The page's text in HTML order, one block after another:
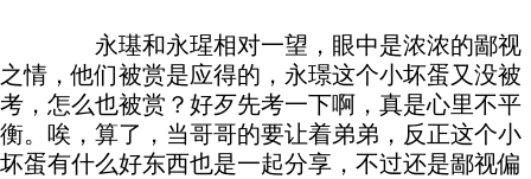
永璂和永瑆相对一望，眼中是浓浓的鄙视
之情，他们被赏是应得的，永璟这个小坏蛋又没被
考，怎么也被赏？好歹先考一下啊，真是心里不平
衡。唉，算了，当哥哥的要让着弟弟，反正这个小
坏蛋有什么好东西也是一起分享，不过还是鄙视偏